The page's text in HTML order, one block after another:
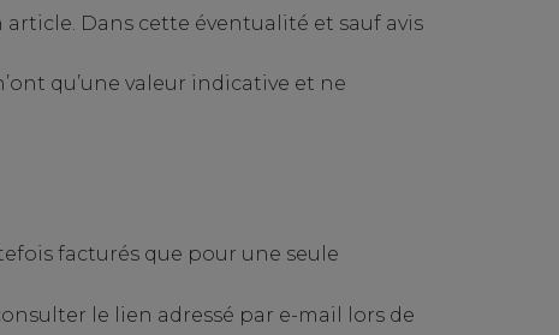
Dans cette éventualité et sauf avis
qu’une valeur indicative et ne
facturés que pour une seule
le lien adressé par e-mail lors de